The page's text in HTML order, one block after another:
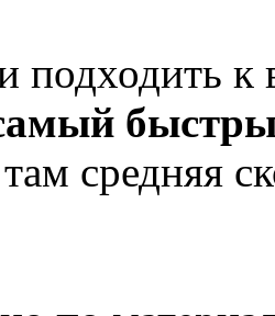
подходить
средняя